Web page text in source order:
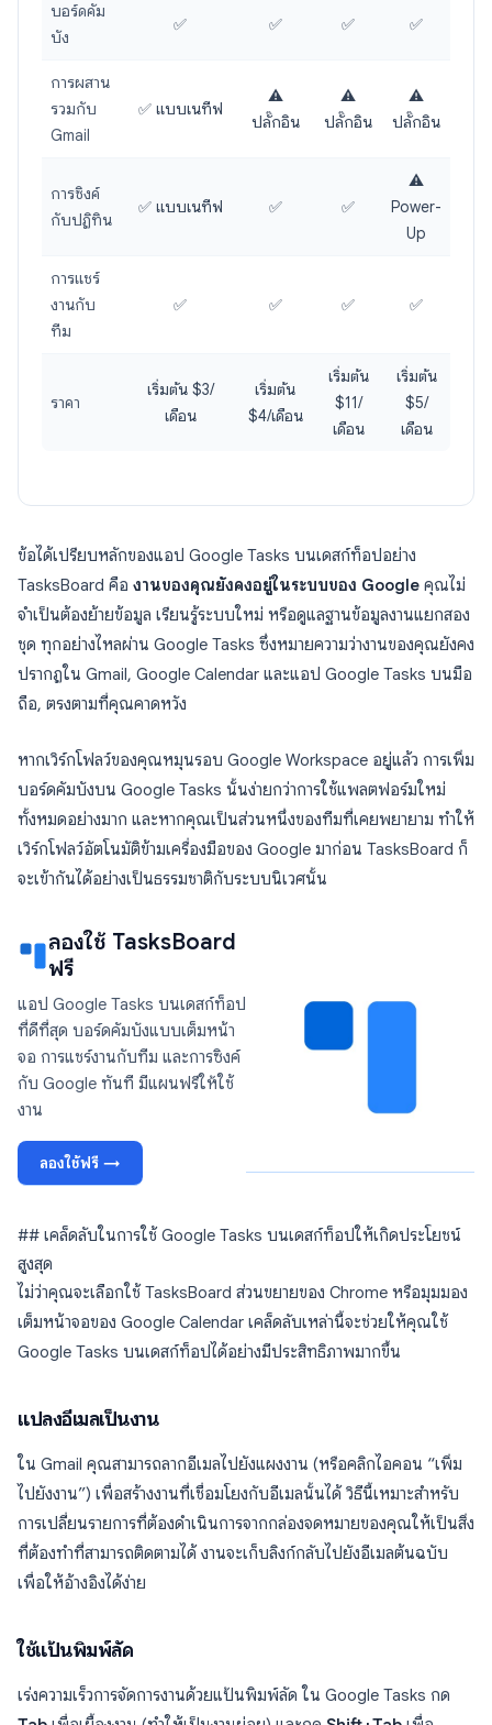
บอร์ดคัม
บัง
✅ ✅ ✅ ✅
การผสาน
รวมกับ
Gmail
✅ แบบเนทีฟ
⚠️
ปลั๊กอิน
⚠️
ปลั๊กอิน
⚠️
ปลั๊กอิน
การซิงค์
กับปฏิทิน
✅ แบบเนทีฟ ✅ ✅
⚠️
Power-
Up
การแชร์
งานกับ
ทีม
✅ ✅ ✅ ✅
ราคา
เริ่มต้น $3/
เดือน
เริ่มต้น
$4/เดือน
เริ่มต้น
$11/
เดือน
เริ่มต้น
$5/
เดือน
ข้อได้เปรียบหลักของแอป Google Tasks บนเดสก์ท็อปอย่าง
TasksBoard คือ งานของคุณยังคงอยู่ในระบบของ Google คุณไม่
จำเป็นต้องย้ายข้อมูล เรียนรู้ระบบใหม่ หรือดูแลฐานข้อมูลงานแยกสอง
ชุด ทุกอย่างไหลผ่าน Google Tasks ซึ่งหมายความว่างานของคุณยังคง
ปรากฏใน Gmail, Google Calendar และแอป Google Tasks บนมือ
ถือ, ตรงตามที่คุณคาดหวัง
หากเวิร์กโฟลว์ของคุณหมุนรอบ Google Workspace อยู่แล้ว การเพิ่ม
บอร์ดคัมบังบน Google Tasks นั้นง่ายกว่าการใช้แพลตฟอร์มใหม่
ทั้งหมดอย่างมาก และหากคุณเป็นส่วนหนึ่งของทีมที่เคยพยายาม ทำให้
เวิร์กโฟลว์อัตโนมัติข้ามเครื่องมือของ Google มาก่อน TasksBoard ก็
จะเข้ากันได้อย่างเป็นธรรมชาติกับระบบนิเวศนั้น
ลองใช้ TasksBoard
ฟรี
แอป Google Tasks บนเดสก์ท็อป
ที่ดีที่สุด บอร์ดคัมบังแบบเต็มหน้า
จอ การแชร์งานกับทีม และการซิงค์
กับ Google ทันที มีแผนฟรีให้ใช้
งาน
ลองใช้ฟรี →
## เคล็ดลับในการใช้ Google Tasks บนเดสก์ท็อปให้เกิดประโยชน์
สูงสุด
ไม่ว่าคุณจะเลือกใช้ TasksBoard ส่วนขยายของ Chrome หรือมุมมอง
เต็มหน้าจอของ Google Calendar เคล็ดลับเหล่านี้จะช่วยให้คุณใช้
Google Tasks บนเดสก์ท็อปได้อย่างมีประสิทธิภาพมากขึ้น
แปลงอีเมลเป็นงาน
ใน Gmail คุณสามารถลากอีเมลไปยังแผงงาน (หรือคลิกไอคอน “เพิ่ม
ไปยังงาน”) เพื่อสร้างงานที่เชื่อมโยงกับอีเมลนั้นได้ วิธีนี้เหมาะสำหรับ
การเปลี่ยนรายการที่ต้องดำเนินการจากกล่องจดหมายของคุณให้เป็นสิ่ง
ที่ต้องทำที่สามารถติดตามได้ งานจะเก็บลิงก์กลับไปยังอีเมลต้นฉบับ
เพื่อให้อ้างอิงได้ง่าย
ใช้แป้นพิมพ์ลัด
เร่งความเร็วการจัดการงานด้วยแป้นพิมพ์ลัด ใน Google Tasks กด